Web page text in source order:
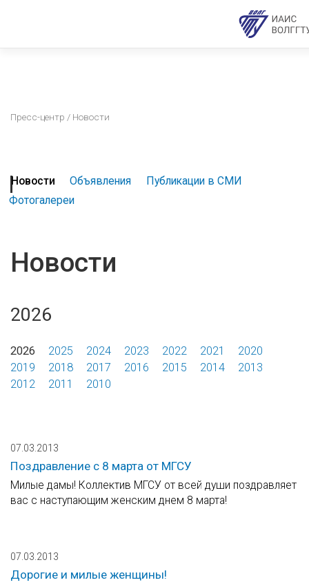
Пресс-центр / Новости
Новости Объявления
Публикации в СМИ
Фотогалереи
Новости
2026
2026 2025 2024 2023 2022 2021
2020
2019
2018 2017 2016 2015 2014
2013
2012
2011 2010
07.03.2013
Поздравление с 8 марта от МГСУ
Милые дамы! Коллектив МГСУ от всей души поздравляет
вас с наступающим женским днем 8 марта!
07.03.2013
Дорогие и милые женщины!